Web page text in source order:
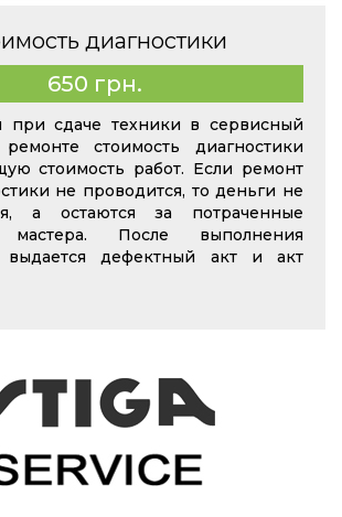
диагностики
650 грн.
при сдаче техники в сервисный
стоимость диагностики
стоимость работ. Если ремонт
не проводится, то деньги не
а остаются за потраченные
мастера. После выполнения
выдается дефектный акт и акт